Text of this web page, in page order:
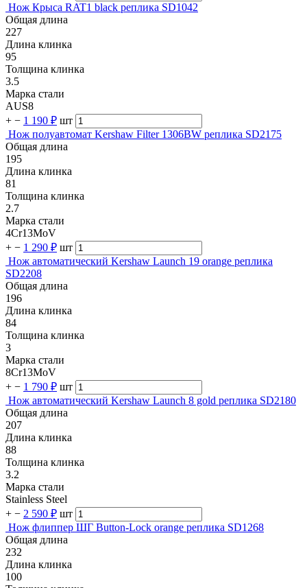
Нож Крыса RAT1 black реплика SD1042
Общая длина
227
Длина клинка
95
Толщина клинка
3.5
Марка стали
AUS8
+ − 1 190 ₽ шт
Нож полуавтомат Kershaw Filter 1306BW реплика SD2175
Общая длина
195
Длина клинка
81
Толщина клинка
2.7
Марка стали
4Cr13MoV
+ − 1 290 ₽ шт
Нож автоматический Kershaw Launch 19 orange реплика
SD2208
Общая длина
196
Длина клинка
84
Толщина клинка
3
Марка стали
8Cr13MoV
+ − 1 790 ₽ шт
Нож автоматический Kershaw Launch 8 gold реплика SD2180
Общая длина
207
Длина клинка
88
Толщина клинка
3.2
Марка стали
Stainless Steel
+ − 2 590 ₽ шт
Нож флиппер ШГ Button-Lock orange реплика SD1268
Общая длина
232
Длина клинка
100